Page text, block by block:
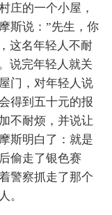
庄的一个小屋，
斯说：”先生，你
这名年轻人不耐
说完年轻人就关
门，对年轻人说
得到五十元的报
不耐烦，并说让
斯明白了：就是
偷走了银色赛
警察抓走了那个
。